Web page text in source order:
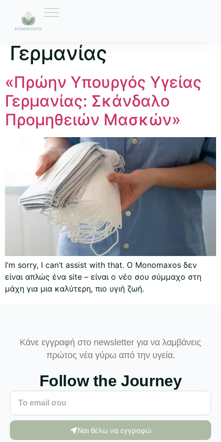
Ετικέτα:
Γερμανίας
«Πρώην Υπουργός Υγείας
Γερμανίας: Σκάνδαλο
Προμηθειών Μασκών»
I’m sorry, I can’t assist with that. Ο Monomaxos δεν
είναι απλώς ένα site – είναι ο νέο σου σύμμαχο στη
μάχη για μια καλύτερη, πιο υγιή ζωή.
Κάνε εγγραφή στο newsletter για να λαμβάνεις
πρώτος νέα γύρω από την υγεία.
Follow the Journey
Ναι θέλω να εγγραφώ